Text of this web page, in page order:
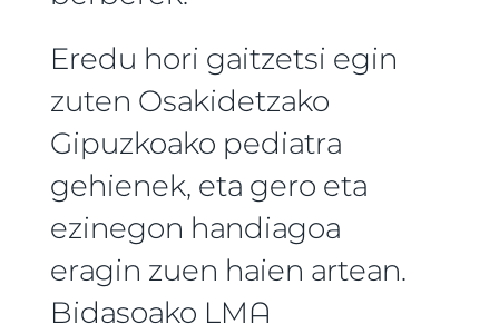
Eredu hori gaitzetsi egin
zuten Osakidetzako
Gipuzkoako pediatra
gehienek, eta gero eta
ezinegon handiagoa
eragin zuen haien artean.
Bidasoako LMA